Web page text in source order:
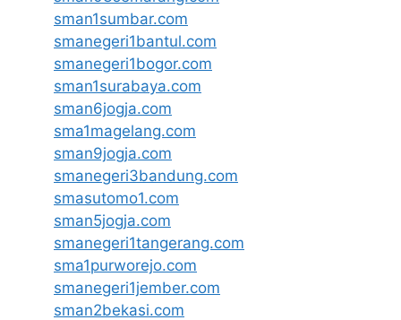
sman1sumbar.com
smanegeri1bantul.com
smanegeri1bogor.com
sman1surabaya.com
sman6jogja.com
sma1magelang.com
sman9jogja.com
smanegeri3bandung.com
smasutomo1.com
sman5jogja.com
smanegeri1tangerang.com
sma1purworejo.com
smanegeri1jember.com
sman2bekasi.com